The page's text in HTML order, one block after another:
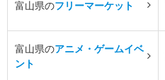
富山県のフリーマーケット
富山県のアニメ・ゲームイベ
ント